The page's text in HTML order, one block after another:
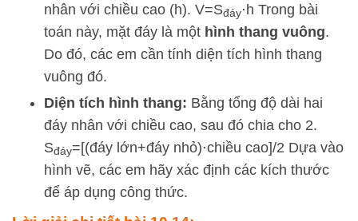
nhân với chiều cao (h). V=Sđáy⋅h Trong bài
toán này, mặt đáy là một hình thang vuông.
Do đó, các em cần tính diện tích hình thang
vuông đó.
Diện tích hình thang: Bằng tổng độ dài hai
đáy nhân với chiều cao, sau đó chia cho 2.
Sđáy=[(đáy lớn+đáy nhỏ)⋅chiều cao​]/2 Dựa vào
hình vẽ, các em hãy xác định các kích thước
để áp dụng công thức.